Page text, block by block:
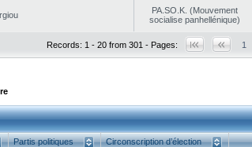
PA.SO.K. (Mouvement
socialise panhellénique)
Records: 1 - 20 from 301 - Pages: 1
Partis politiques Circonscription d’élection